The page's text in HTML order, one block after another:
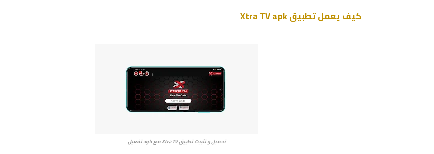
كيف يعمل تطبيق Xtra TV apk
تحميل و تثبيت تطبيق Xtra TV مع كود تفعيل